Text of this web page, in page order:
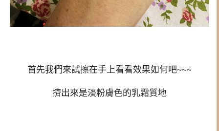
首先我們來試擦在手上看看效果如何吧~~~
擠出來是淡粉膚色的乳霜質地